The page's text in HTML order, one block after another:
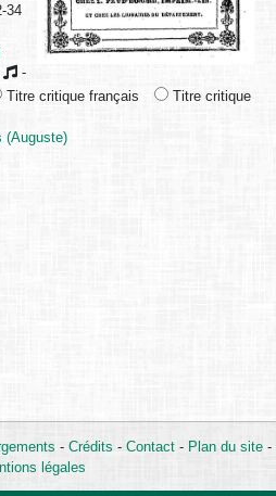
Titre critique français
Titre critique
34
-
(Auguste)
- Crédits - Contact- Plan du site-
légales